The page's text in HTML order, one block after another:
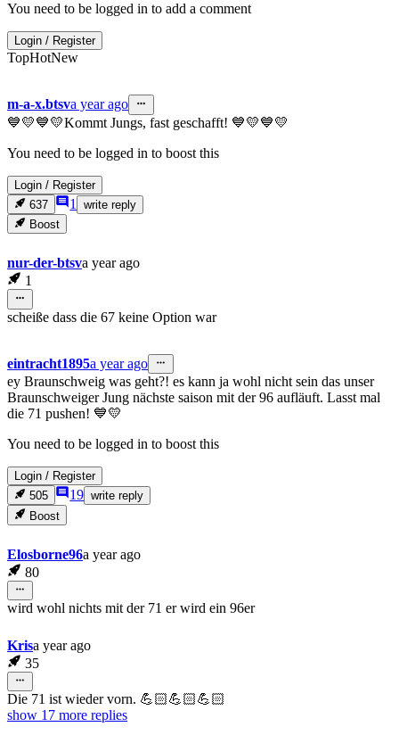
You need to be logged in to add a comment
Login / Register
TopHotNew
m-a-x.btsva year ago
💙💛💙💛Kommt Jungs, fast geschafft! 💙💛💙💛
You need to be logged in to boost this
Login / Register
637
1
write reply
Boost
nur-der-btsva year ago
1
scheiße dass die 67 keine Option war
eintracht1895a year ago
ey Braunschweig was geht?! es kann ja wohl nicht sein das unser
Braunschweiger Jung nächste saison mit der 96 aufläuft. Lasst mal
die 71 pushen! 💙💛
You need to be logged in to boost this
Login / Register
505
19 write reply
Boost
Elosborne96a year ago
80
wird wohl nichts mit der 71 er wird ein 96er
Krisa year ago
35
Die 71 ist wieder vorn. 💪🏻💪🏻💪🏻
show 17 more replies